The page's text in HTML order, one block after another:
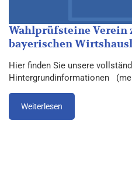
Wahlprüfsteine Verein
bayerischen
Hier finden Sie unsere
Hintergrundinformationen
Weiterlesen